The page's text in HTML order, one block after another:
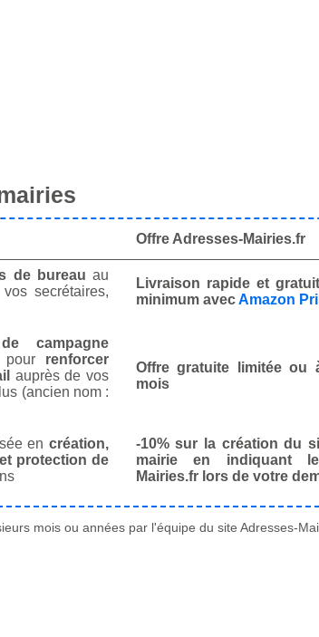
Offre Adresses-Mairies.fr
de bureau au
vos secrétaires,
Livraison rapide et
minimum avecAmazon
campagne
renforcer
auprès de vos
(ancien nom :
Offre gratuite limitée ou
mois
en création,
protection de
-10% sur la création du
mairie en indiquant
Mairies.fr lors de votre
mois ou années par l'équipe du site Adresses-